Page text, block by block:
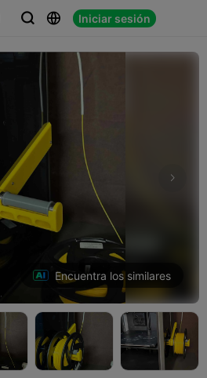
  Iniciar sesión
 
Encuentra los similares